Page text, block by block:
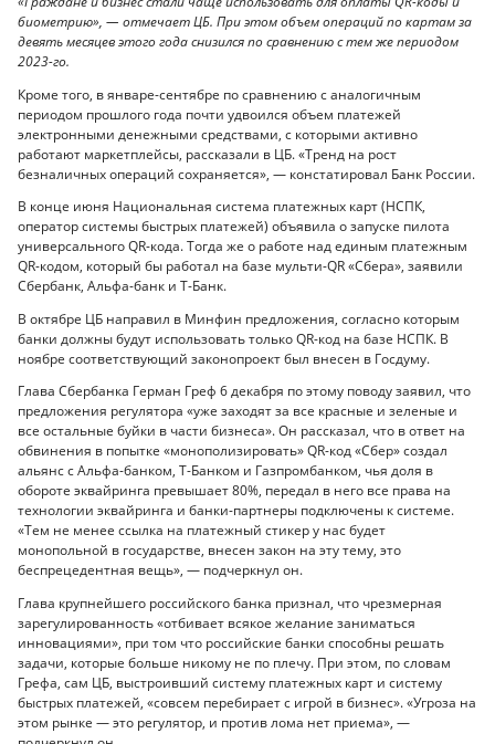
биометрию», — отмечает ЦБ. При этом объем операций по картам за
девять месяцев этого года снизился по сравнению с тем же периодом
2023-го.
Кроме того, в январе-сентябре по сравнению с аналогичным
периодом прошлого года почти удвоился объем платежей
электронными денежными средствами, с которыми активно
работают маркетплейсы, рассказали в ЦБ. «Тренд на рост
безналичных операций сохраняется», — констатировал Банк России.
В конце июня Национальная система платежных карт (НСПК,
оператор системы быстрых платежей) объявила о запуске пилота
универсального QR-кода. Тогда же о работе над единым платежным
QR-кодом, который бы работал на базе мульти-QR «Сбера», заявили
Сбербанк, Альфа-банк и Т-Банк.
В октябре ЦБ направил в Минфин предложения, согласно которым
банки должны будут использовать только QR-код на базе НСПК. В
ноябре соответствующий законопроект был внесен в Госдуму.
Глава Сбербанка Герман Греф 6 декабря по этому поводу заявил, что
предложения регулятора «уже заходят за все красные и зеленые и
все остальные буйки в части бизнеса». Он рассказал, что в ответ на
обвинения в попытке «монополизировать» QR-код «Сбер» создал
альянс с Альфа-банком, Т-Банком и Газпромбанком, чья доля в
обороте эквайринга превышает 80%, передал в него все права на
технологии эквайринга и банки-партнеры подключены к системе.
«Тем не менее ссылка на платежный стикер у нас будет
монопольной в государстве, внесен закон на эту тему, это
беспрецедентная вещь», — подчеркнул он.
Глава крупнейшего российского банка признал, что чрезмерная
зарегулированность «отбивает всякое желание заниматься
инновациями», при том что российские банки способны решать
задачи, которые больше никому не по плечу. При этом, по словам
Грефа, сам ЦБ, выстроивший систему платежных карт и систему
быстрых платежей, «совсем перебирает с игрой в бизнес». «Угроза на
этом рынке — это регулятор, и против лома нет приема», —